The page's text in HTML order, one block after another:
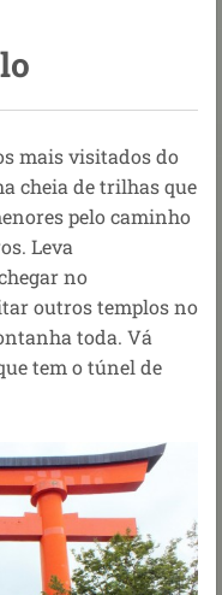
mais visitados do
cheia de trilhas que
pelo caminho
Leva
no
outros templos no
toda. Vá
tem o túnel de